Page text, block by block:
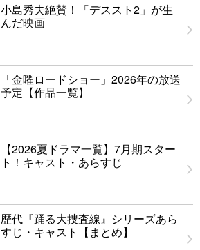
小島秀夫絶賛！「デススト2」が生
んだ映画
「金曜ロードショー」2026年の放送
予定【作品一覧】
【2026夏ドラマ一覧】7月期スター
ト！キャスト・あらすじ
歴代『踊る大捜査線』シリーズあら
すじ・キャスト【まとめ】